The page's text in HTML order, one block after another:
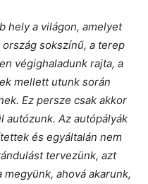
hely a világon, amelyet
sokszínű, a terep
végighaladunk rajta, a
mellett utunk során
Ez persze csak akkor
autózunk. Az autópályák
és egyáltalán nem
tervezünk, azt
ahová akarunk,